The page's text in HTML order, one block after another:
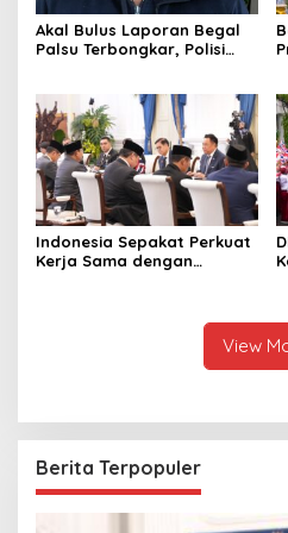
Akal Bulus Laporan Begal
Palsu Terbongkar, Polisi
Indonesia Sepakat Perkuat
Kerja Sama dengan
View
Berita Terpopuler